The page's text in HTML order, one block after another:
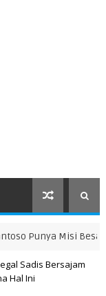
Bersama de Red
Sadis Bersajam
Hal Ini